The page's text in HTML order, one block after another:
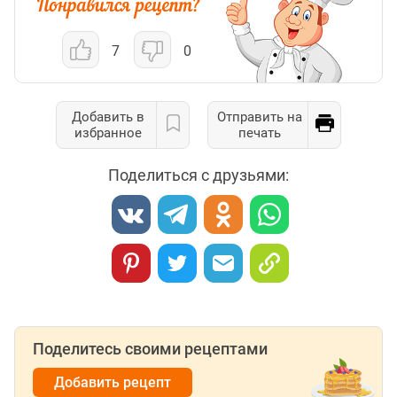
7 0
Добавить в
избранное
Отправить на
печать
Поделиться с друзьями:
Поделитесь своими рецептами
Добавить рецепт